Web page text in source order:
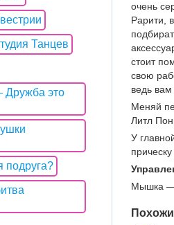
очень
Рарити,
стоит
свою
ведь
Меняй
Литл
У
Мышка —